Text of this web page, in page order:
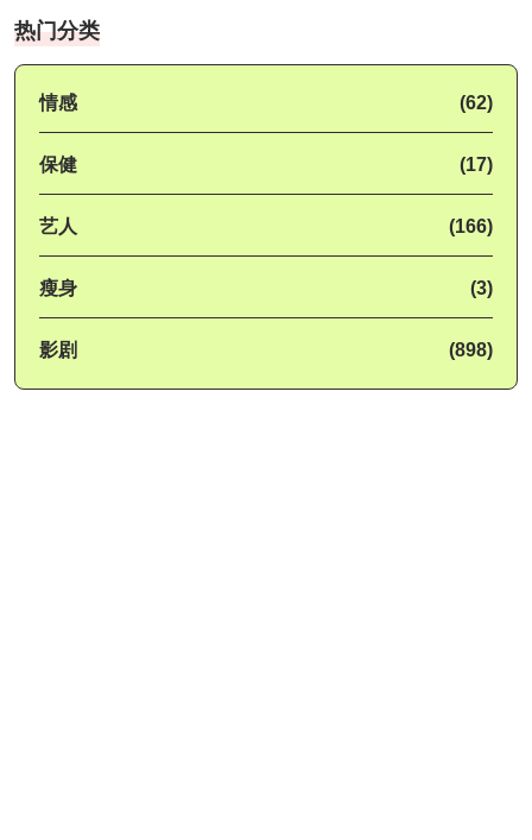
热门分类
情感 (62)
保健 (17)
艺人 (166)
瘦身 (3)
影剧 (898)